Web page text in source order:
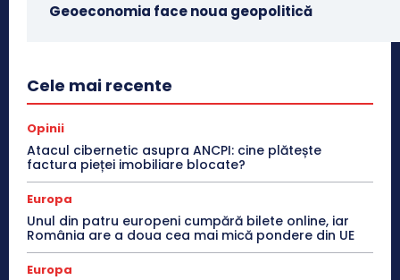
Geoeconomia face noua geopolitică
Cele mai recente
Opinii
Atacul cibernetic asupra ANCPI: cine plătește
factura pieței imobiliare blocate?
Europa
Unul din patru europeni cumpără bilete online, iar
România are a doua cea mai mică pondere din UE
Europa